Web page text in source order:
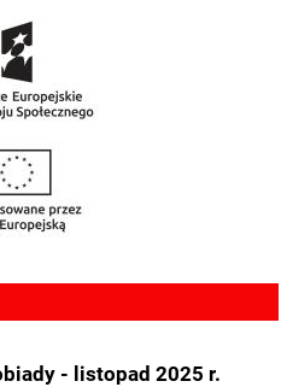
- listopad 2025 r.